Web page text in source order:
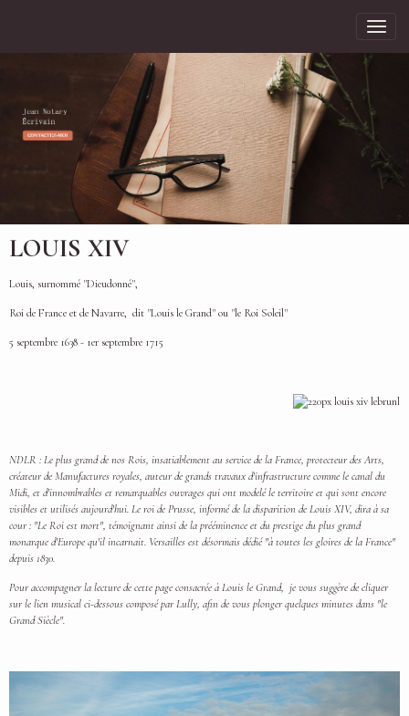
LOUIS XIV
Louis, surnommé "Dieudonné",
Roi de France et de Navarre, dit "Louis le Grand" ou "le Roi Soleil"
5 septembre 1638 - 1er septembre 1715
NDLR : Le plus grand de nos Rois, insatiablement au service de la France, protecteur des Arts,
créateur de Manufactures royales, auteur de grands travaux d'infrastructure comme le canal du
Midi, et d'innombrables et remarquables ouvrages qui ont modelé le territoire et qui sont encore
visibles et utilisés aujourd'hui. Le roi de Prusse, informé de la disparition de Louis XIV, dira à sa
cour : "Le Roi est mort", témoignant ainsi de la prééminence et du prestige du plus grand
monarque d'Europe qu'il incarnait. Versailles est désormais dédié "à toutes les gloires de la France"
depuis 1830.
Pour accompagner la lecture de cette page consacrée à Louis le Grand, je vous suggère de cliquer
sur le lien musical ci-dessous composé par Lully, afin de vous plonger quelques minutes dans "le
Grand Siècle".